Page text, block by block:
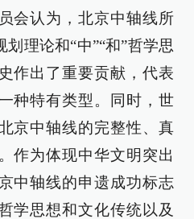
会认为，北京中轴线所
理论和“中”“和”哲学思
作出了重要贡献，代表
种特有类型。同时，世
京中轴线的完整性、真
作为体现中华文明突出
中轴线的申遗成功标志
学思想和文化传统以及